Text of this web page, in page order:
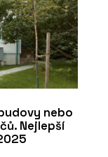
nebo
Nejlepší